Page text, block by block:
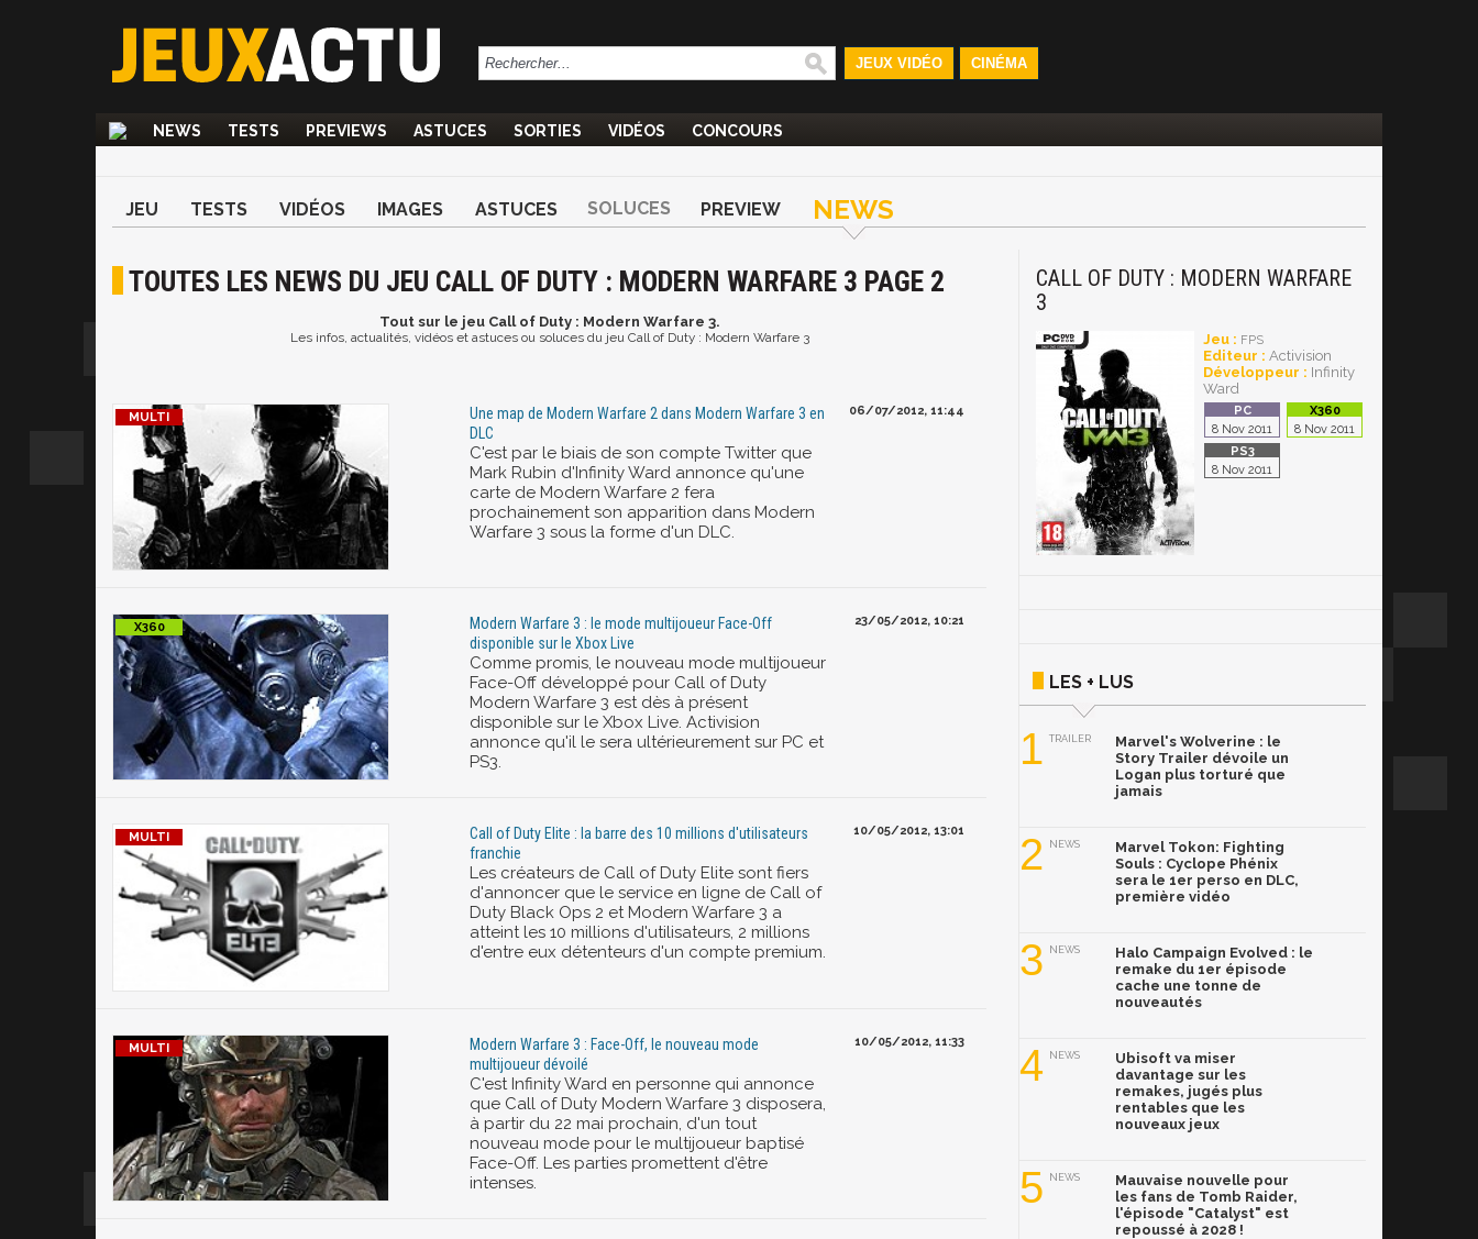
JEUX VIDÉO CINÉMA
NEWS TESTS PREVIEWS ASTUCES SORTIES VIDÉOS CONCOURS
JEU TESTS VIDÉOS IMAGES ASTUCES SOLUCES PREVIEW NEWS
TOUTES LES NEWS DU JEU CALL OF DUTY : MODERN WARFARE 3 PAGE 2
Toutsur le jeu Call of Duty : Modern Warfare 3.
Les infos, actualités, vidéos et astuces ou soluces du jeu Call of Duty : Modern Warfare 3
Une map de Modern Warfare 2 dans Modern Warfare 3 en
DLC
C'est par le biais de son compte Twitter que
Mark Rubin d'Infinity Ward annonce qu'une
carte de Modern Warfare 2 fera
prochainement son apparition dans Modern
Warfare 3 sous la forme d'un DLC.
06/07/2012, 11:44
Modern Warfare 3 : le mode multijoueur Face-Off
disponible sur le Xbox Live
Comme promis, le nouveau mode multijoueur
Face-Off développé pour Call of Duty
Modern Warfare 3 est dès à présent
disponible sur le Xbox Live. Activision
annonce qu'il le sera ultérieurement sur PC et
PS3.
23/05/2012, 10:21
Call of Duty Elite : la barre des 10 millions d'utilisateurs
franchie
Les créateurs de Call of Duty Elite sont fiers
d'annoncer que le service en ligne de Call of
Duty Black Ops 2 et Modern Warfare 3 a
atteint les 10 millions d'utilisateurs, 2 millions
d'entre eux détenteurs d'un compte premium.
10/05/2012, 13:01
Modern Warfare 3 : Face-Off, le nouveau mode
multijoueur dévoilé
C'est Infinity Ward en personne qui annonce
que Call of Duty Modern Warfare 3 disposera,
à partir du 22 mai prochain, d'un tout
nouveau mode pour le multijoueur baptisé
Face-Off. Les parties promettent d'être
intenses.
10/05/2012, 11:33
CALL OF DUTY : MODERN WARFARE
3
Jeu : FPS
Editeur : Activision
Développeur : Infinity
Ward
8 Nov 2011 8 Nov 2011
8 Nov 2011
LES + LUS
1 TRAILER
Marvel's Wolverine : le
Story Trailer dévoile un
Logan plus torturé que
jamais
2 NEWS
Marvel Tokon: Fighting
Souls : Cyclope Phénix
sera le 1er perso en DLC,
première vidéo
3 NEWS
Halo Campaign Evolved : le
remake du 1er épisode
cache une tonne de
nouveautés
4 NEWS
Ubisoft va miser
davantage sur les
remakes, jugés plus
rentables que les
nouveaux jeux
5 NEWS
Mauvaise nouvelle pour
les fans de Tomb Raider,
l'épisode "Catalyst" est
repoussé à 2028 !